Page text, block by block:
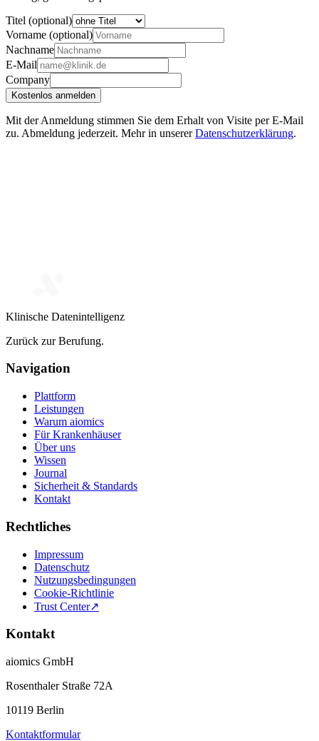
Titel (optional)
Vorname (optional)
Nachname
E-Mail
Company
Kostenlos anmelden
Mit der Anmeldung stimmen Sie dem Erhalt von Visite per E-Mail
zu. Abmeldung jederzeit. Mehr in unserer Datenschutzerklärung.
Klinische Datenintelligenz
Zurück zur Berufung.
Navigation
Plattform
Leistungen
Warum aiomics
Für Krankenhäuser
Über uns
Wissen
Journal
Sicherheit & Standards
Kontakt
Rechtliches
Impressum
Datenschutz
Nutzungsbedingungen
Cookie-Richtlinie
Trust Center↗
Kontakt
aiomics GmbH
Rosenthaler Straße 72A
10119 Berlin
Kontaktformular